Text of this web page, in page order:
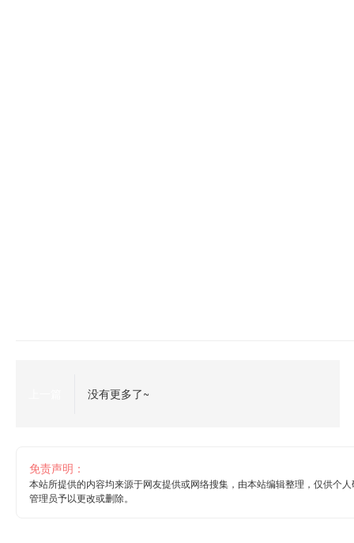
没有更多了~
免责声明：
本站所提供的内容均来源于网友提供或网络搜集，由本站编辑整理，仅供个
管理员予以更改或删除。